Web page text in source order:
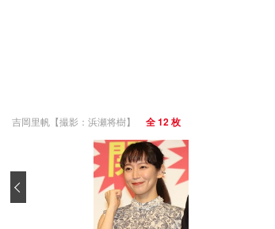
吉岡里帆【撮影：浜瀬将樹】 全 12 枚